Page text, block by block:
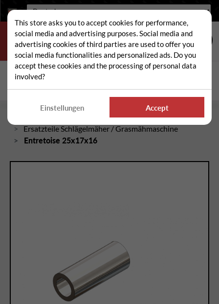
Sprache:
Suche
Ersatzteile Schlägelmäher / Grasmähmaschine
Entretoise 25x17x16
This store asks you to accept cookies for performance,
social media and advertising purposes. Social media and
advertising cookies of third parties are used to offer you
social media functionalities and personalized ads. Do you
accept these cookies and the processing of personal data
involved?
Einstellungen Accept